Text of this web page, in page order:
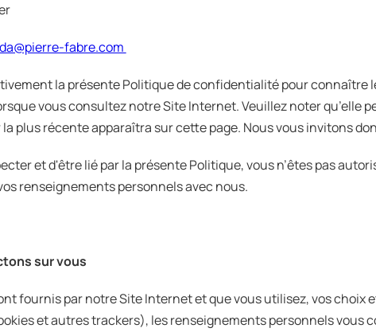
fabre.com
la présente Politique de confidentialité pour connaître
vous consultez notre Site Internet. Veuillez noter qu’elle
la plus récente apparaîtra sur cette page. Nous vous invitons
et d'être lié par la présente Politique, vous n’êtes pas
renseignements personnels avec nous.
sur vous
fournis par notre Site Internet et que vous utilisez, vos choix
et autres trackers), les renseignements personnels vous